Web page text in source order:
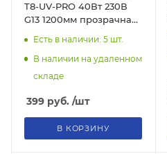
T8-UV-PRO 40Вт 230В
G13 1200мм прозрачная
Есть в наличии: 5 шт.
В наличии на удаленном
складе
399 руб. /шт
В КОРЗИНУ